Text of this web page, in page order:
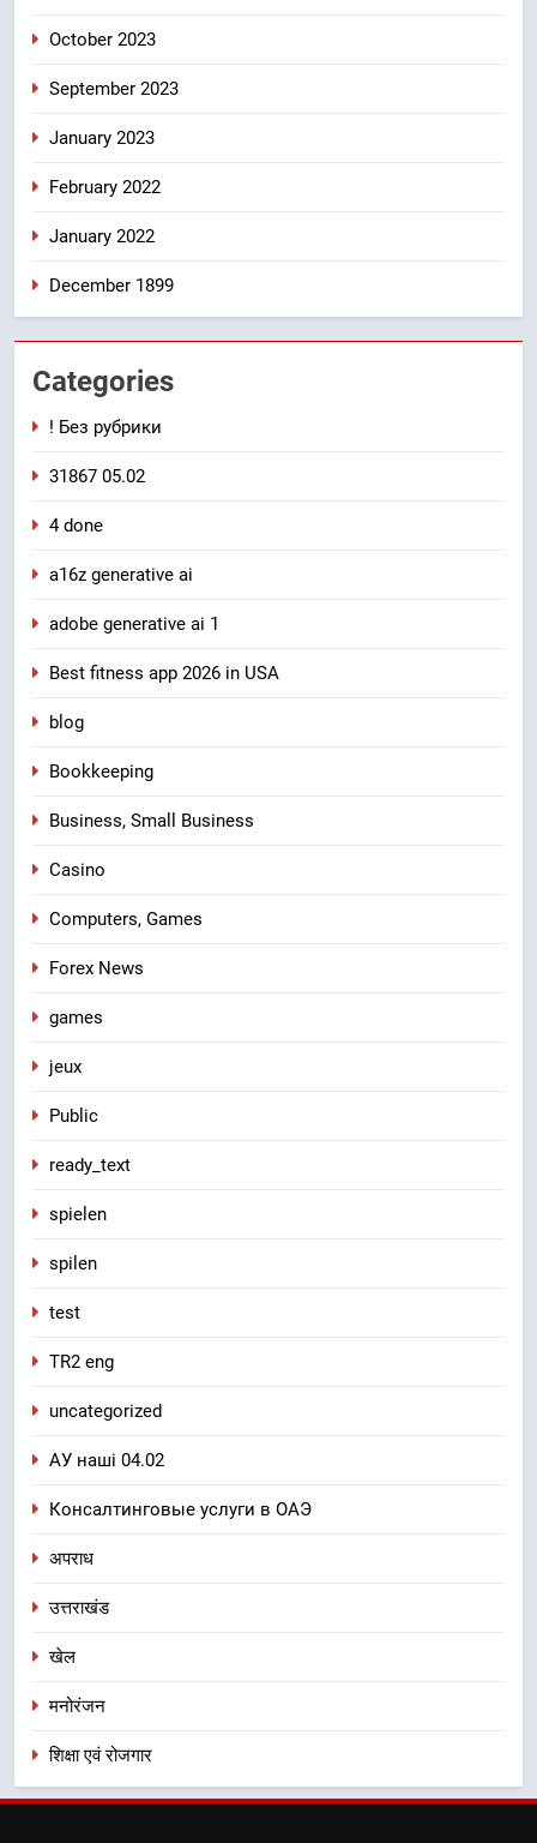
October 2023
September 2023
January 2023
February 2022
January 2022
December 1899
Categories
! Без рубрики
31867 05.02
4 done
a16z generative ai
adobe generative ai 1
Best fitness app 2026 in USA
blog
Bookkeeping
Business, Small Business
Casino
Computers, Games
Forex News
games
jeux
Public
ready_text
spielen
spilen
test
TR2 eng
uncategorized
АУ наші 04.02
Консалтинговые услуги в ОАЭ
अपराध
उत्तराखंड
खेल
मनोरंजन
शिक्षा एवं रोजगार